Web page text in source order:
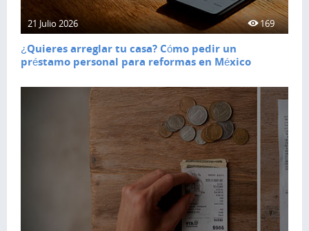
21 Julio 2026 169
¿Quieres arreglar tu casa? Cómo pedir un
préstamo personal para reformas en México